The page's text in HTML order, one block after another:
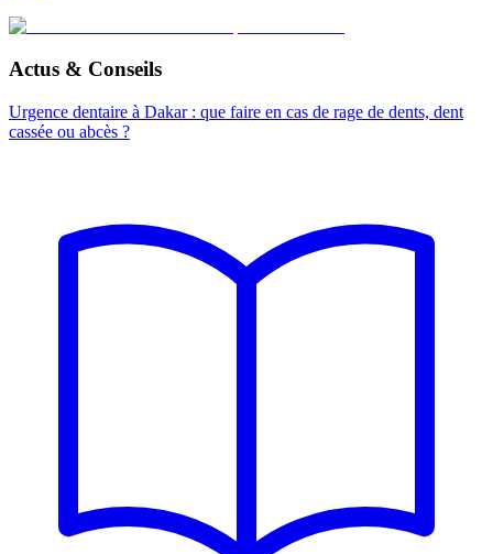
Actus & Conseils
Urgence dentaire à Dakar : que faire en cas de rage de dents, dent
cassée ou abcès ?